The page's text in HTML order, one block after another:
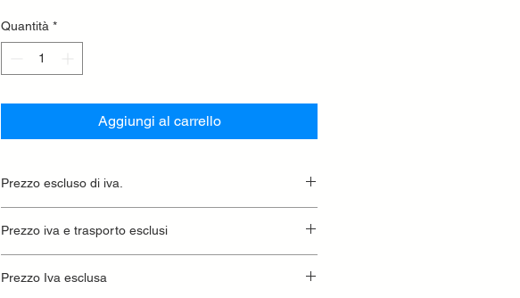
Quantità *
Aggiungi al carrello
Prezzo escluso di iva.
Prezzo iva e trasporto esclusi
Prezzo Iva esclusa